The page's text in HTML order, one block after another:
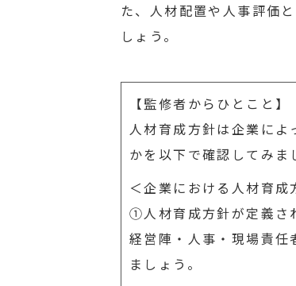
た、人材配置や人事評価
しょう。
【監修者からひとこと】
人材育成方針は企業に
かを以下で確認してみま
＜企業における人材育成
①人材育成方針が定義さ
経営陣・人事・現場責
ましょう。